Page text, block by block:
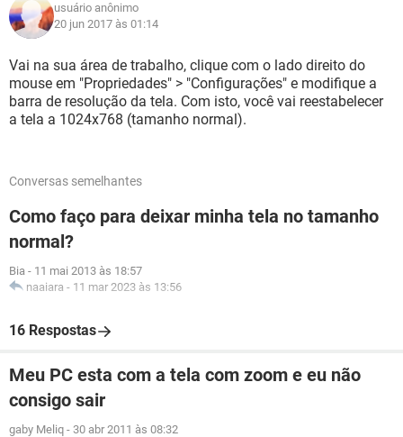
usuário anônimo
20 jun 2017 às 01:14
Vai na sua área de trabalho, clique com o lado direito do
mouse em "Propriedades" > "Configurações" e modifique a
barra de resolução da tela. Com isto, você vai reestabelecer
a tela a 1024x768 (tamanho normal).
Conversas semelhantes
Como faço para deixar minha tela no tamanho
normal?
Bia - 11 mai 2013 às 18:57
naaiara - 11 mar 2023 às 13:56
16 Respostas
Meu PC esta com a tela com zoom e eu não
consigo sair
gaby Meliq - 30 abr 2011 às 08:32